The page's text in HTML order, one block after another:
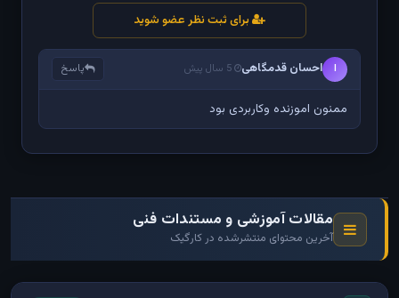
برای ثبت نظر عضو شوید
ا احسان قدمگاهی 5 سال پیش پاسخ
ممنون اموزنده وکاربردی بود
مقالات آموزشی و مستندات فنی
آخرین محتوای منتشرشده در کارگیک